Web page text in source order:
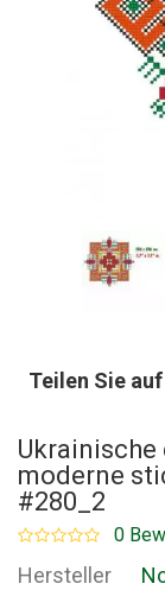
Teilen Sie
Ukrainische
moderne
#280_2
0
Hersteller